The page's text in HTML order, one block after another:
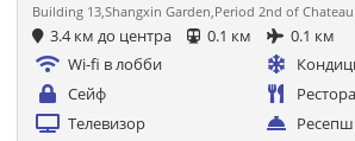
Building 13,Shangxin Garden,Period 2nd of
3.4 км до центра 0.1 км
0.1 км
Wi-fi в лобби
Сейф
Телевизор